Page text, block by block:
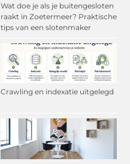
Wat doe je als je buitengesloten
raakt in Zoetermeer? Praktische
tips van een slotenmaker
Crawling en indexatie uitgelegd